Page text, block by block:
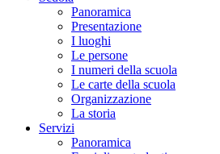
Panoramica
Presentazione
I luoghi
Le persone
I numeri della scuola
Le carte della scuola
Organizzazione
La storia
Servizi
Panoramica